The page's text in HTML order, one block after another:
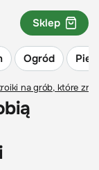
Ogród
Sklep
na grób, które